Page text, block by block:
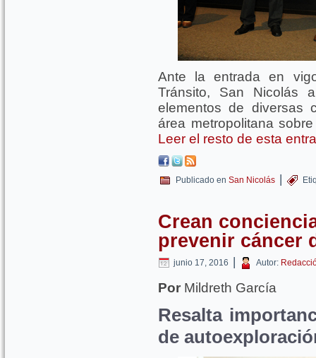
Ante la entrada en
Tránsito, San Nicolás
elementos de diversas
área metropolitana
Leer el resto de esta
Publicado en San Nicolás |
Crean
prevenir cáncer
junio 17, 2016 | Autor:
Por Mildreth García
Resalta
de